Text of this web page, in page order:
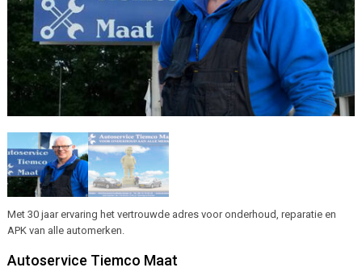
Met 30 jaar ervaring het vertrouwde adres voor onderhoud, reparatie en
APK van alle automerken.
Autoservice Tiemco Maat